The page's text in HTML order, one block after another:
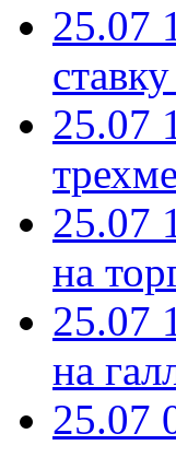
25.07
25.07
25.07
на
25.07
на
25.07